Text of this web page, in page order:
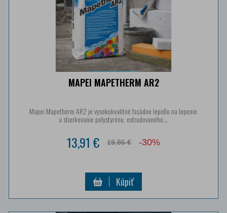
MAPEI MAPETHERM AR2
Mapei Mapetherm AR2 je vysokokvalitné fasádne lepidlo na lepenie
a stierkovanie polystyrénu, extrudovaného...
13,91 € 19,86 € -30%
Kúpiť